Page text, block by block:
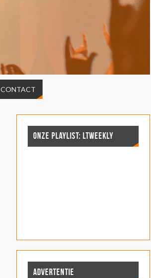
CONTACT
ONZE PLAYLIST: LTWEEKLY
ADVERTENTIE